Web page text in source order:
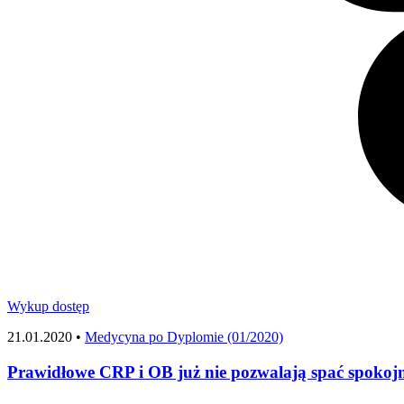
Wykup dostęp
21.01.2020 • Medycyna po Dyplomie (01/2020)
Prawidłowe CRP i OB już nie pozwalają spać